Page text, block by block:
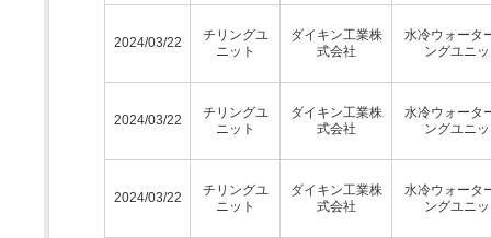
2024/03/22
チリングユ
ニット
ダイキン工業株
式会社
水冷ウォータ
ングユニ
2024/03/22
チリングユ
ニット
ダイキン工業株
式会社
水冷ウォータ
ングユニ
2024/03/22
チリングユ
ニット
ダイキン工業株
式会社
水冷ウォータ
ングユニ